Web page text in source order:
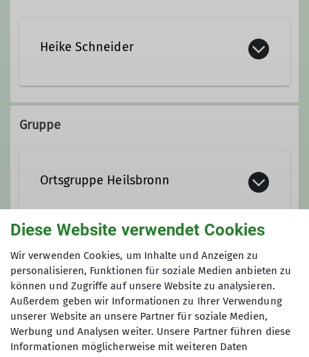
Heike Schneider
Gruppe
Ortsgruppe Heilsbronn
Die Ortsgruppe besteht inzwischen
seit über 15 Jahren und kann auf viele
Unternehmungen rund um Heilsbronn,
in der Fränkischen Schweiz, dem
Fichtelgebige und in den Alpen
zurückblicken. So war man in den
Zillertaler Alpen, den Hohen Tauern,
Anmeldung
Auskunft und Anmeldung bei Jürgen
Schneider Tel. 09872-805480 oder über
heilsbronn@alpenverein-fuerth.de
Diese Website verwendet Cookies
Wir verwenden Cookies, um Inhalte und Anzeigen zu
personalisieren, Funktionen für soziale Medien anbieten zu
können und Zugriffe auf unsere Website zu analysieren.
Außerdem geben wir Informationen zu Ihrer Verwendung
unserer Website an unsere Partner für soziale Medien,
Werbung und Analysen weiter. Unsere Partner führen diese
Informationen möglicherweise mit weiteren Daten